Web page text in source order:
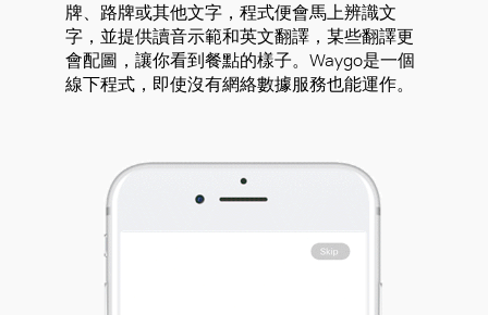
牌、路牌或其他文字，程式便會馬上辨識文
字，並提供讀音示範和英文翻譯，某些翻譯更
會配圖，讓你看到餐點的樣子。Waygo是一個
線下程式，即使沒有網絡數據服務也能運作。